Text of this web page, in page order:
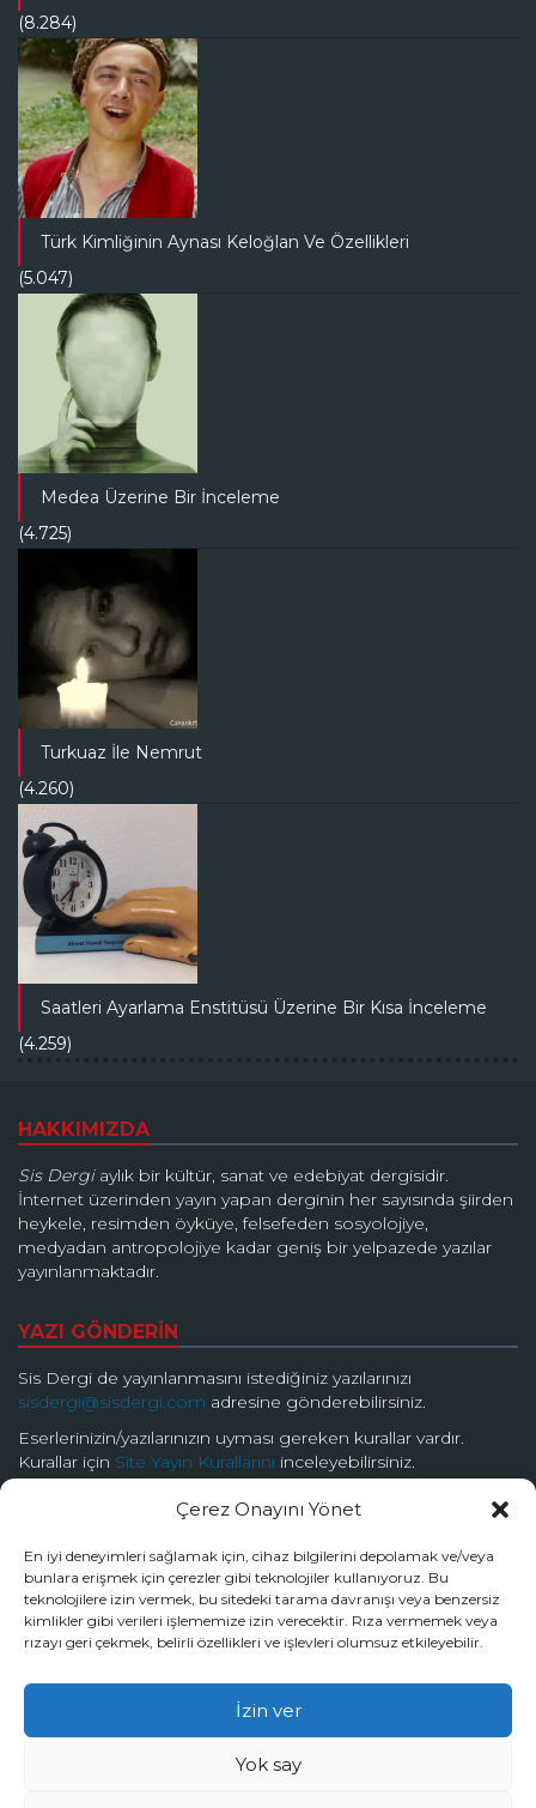
Çerez Onayını Yönet
En iyi deneyimleri sağlamak için, cihaz bilgilerini depolamak ve/veya
bunlara erişmek için çerezler gibi teknolojiler kullanıyoruz. Bu
teknolojilere izin vermek, bu sitedeki tarama davranışı veya benzersiz
kimlikler gibi verileri işlememize izin verecektir. Rıza vermemek veya
rızayı geri çekmek, belirli özellikleri ve işlevleri olumsuz etkileyebilir.
İzin ver
Yok say
(8.284)
Türk Kimliğinin Aynası Keloğlan Ve Özellikleri
(5.047)
Medea Üzerine Bir İnceleme
(4.725)
Turkuaz İle Nemrut
(4.260)
Saatleri Ayarlama Enstitüsü Üzerine Bir Kısa İnceleme
(4.259)
HAKKIMIZDA
Sis Dergiaylık bir kültür, sanat ve edebiyat dergisidir.
İnternet üzerinden yayın yapan derginin her sayısında şiirden
heykele, resimden öyküye, felsefeden sosyolojiye,
medyadan antropolojiye kadar geniş bir yelpazede yazılar
yayınlanmaktadır.
YAZI GÖNDERİN
Sis Dergi de yayınlanmasını istediğiniz yazılarınızı
sisdergi@sisdergi.com adresine gönderebilirsiniz.
Eserlerinizin/yazılarınızın uyması gereken kurallar vardır.
Kurallar için Site Yayın Kurallarını inceleyebilirsiniz.
BİZİ TAKİP EDİN
© 2026 Sis Dergi | Ardında Güzellik Saklar
Tüm hakları Sis Dergi’ye aittir.